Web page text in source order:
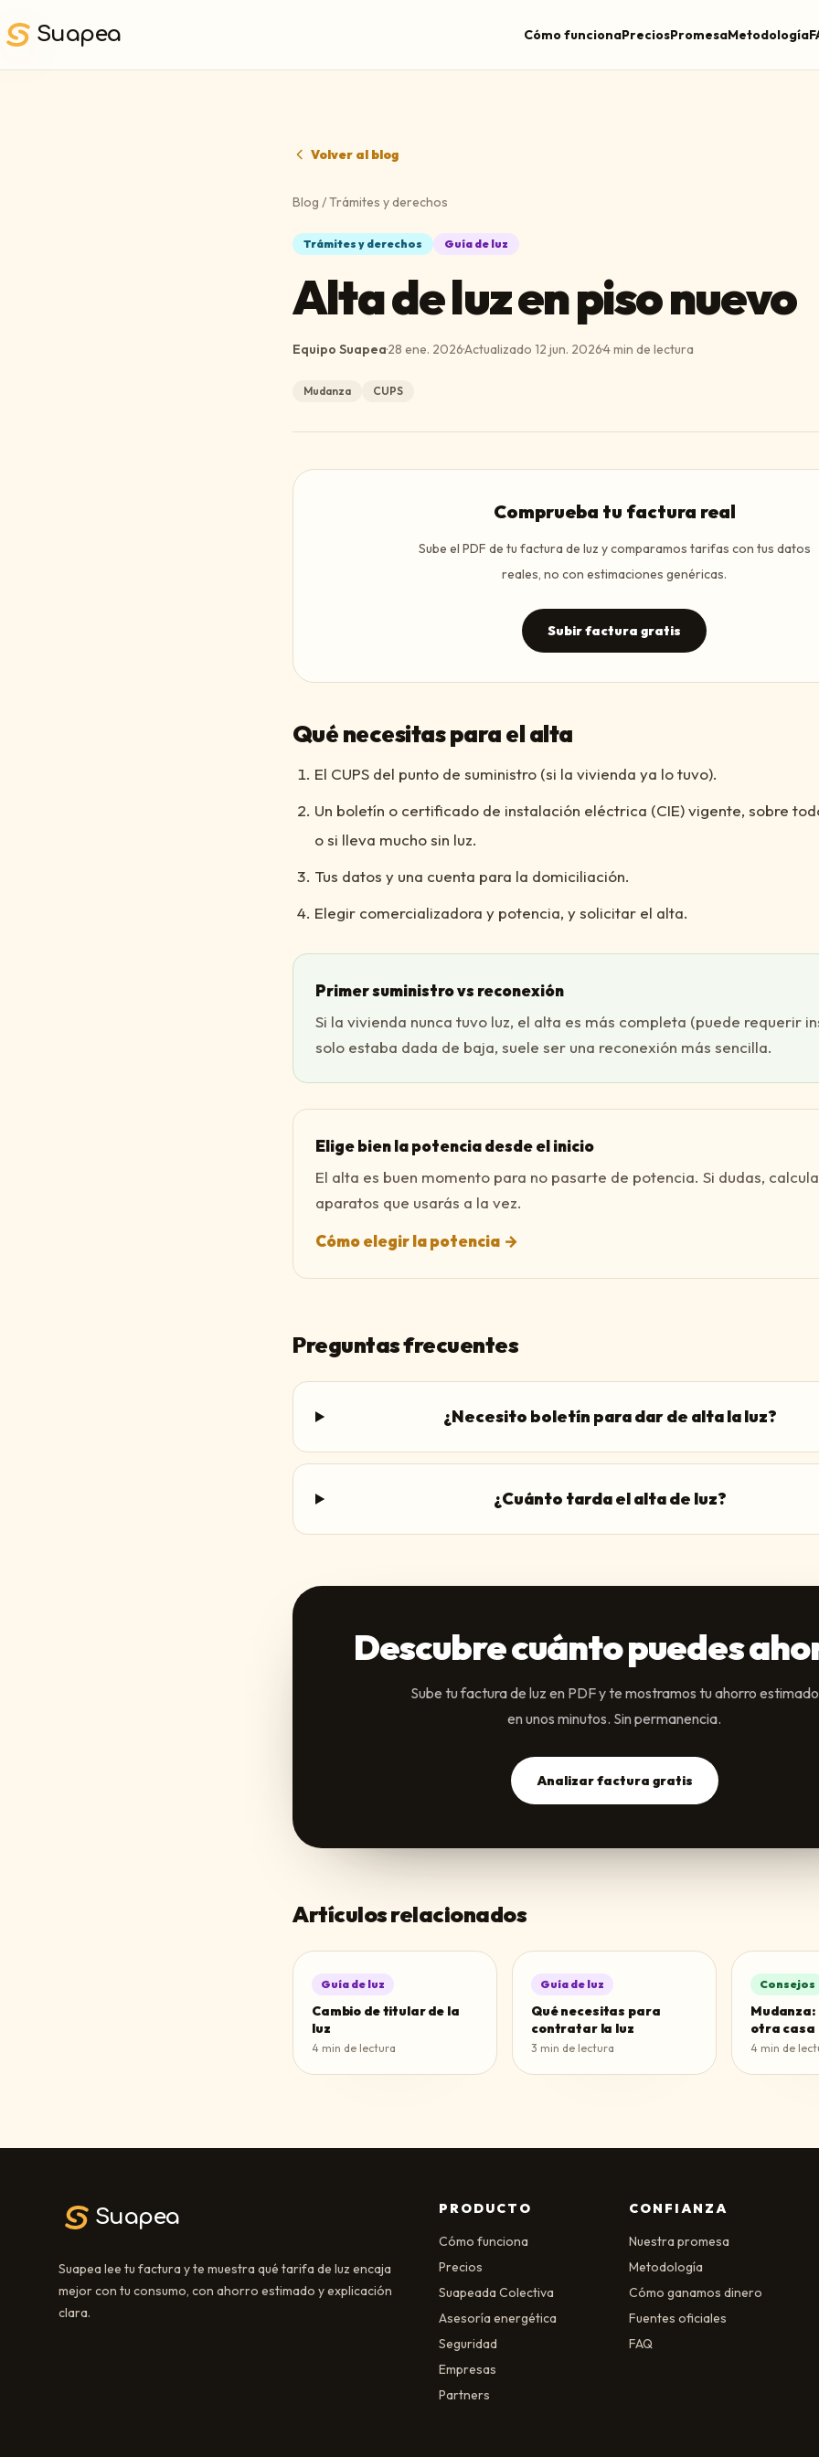
Suapea Cómo funcionaPreciosPromesaMetodología
Volver al blog
Blog /Trámites y derechos
Trámites y derechos Guía de luz
Alta de luz en piso nuevo
Equipo Suapea·28 ene. 2026·Actualizado 12 jun. 2026·4min de lectura
Mudanza CUPS
Comprueba tu factura real
Sube el PDF de tu factura de luz y comparamos tarifas con tus datos
reales, no con estimaciones genéricas.
Subir factura gratis
Qué necesitas para el alta
El CUPS del punto de suministro (si la vivienda ya lo tuvo).
Un boletín o certificado de instalación eléctrica (CIE) vigente, sobre
o si lleva mucho sin luz.
Tus datos y una cuenta para la domiciliación.
Elegir comercializadora y potencia, y solicitar el alta.
Primer suministro vs reconexión
Si la vivienda nunca tuvo luz, el alta es más completa (puede requerir
solo estaba dada de baja, suele ser una reconexión más sencilla.
Elige bien la potencia desde el inicio
El alta es buen momento para no pasarte de potencia. Si dudas,
aparatos que usarás a la vez.
Cómo elegir la potencia →
Preguntas frecuentes
¿Necesito boletín para dar de alta la luz?
¿Cuánto tarda el alta de luz?
Descubre cuánto puedes
Sube tu factura de luz en PDF y te mostramos tu ahorro estimado
en unos minutos. Sin permanencia.
Analizar factura gratis
Artículos relacionados
Guía de luz
Cambio de titular de la
luz
4 min de lectura
Guía de luz
Qué necesitas para
contratar la luz
3 min de lectura
Consejos
otra casa
4 min de
Suapea
Suapea lee tu factura y te muestra qué tarifa de luz encaja
mejor con tu consumo, con ahorro estimado y explicación
clara.
PRODUCTO
Cómo funciona
Precios
Suapeada Colectiva
Asesoría energética
Seguridad
Empresas
Partners
CONFIANZA
Nuestra promesa
Metodología
Cómo ganamos dinero
Fuentes oficiales
FAQ